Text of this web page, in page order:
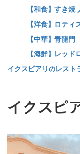
【和食】すき焼
【洋食】ロティ
【中華】青龍門
【海鮮】レッド
イクスピアリのレスト
イクスピ